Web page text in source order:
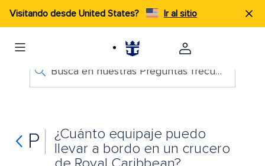
Visitando desde United States? Ir al sitio
Busca en nuestras Preguntas frecuentes
P
¿Cuánto equipaje puedo
llevar a bordo en un crucero